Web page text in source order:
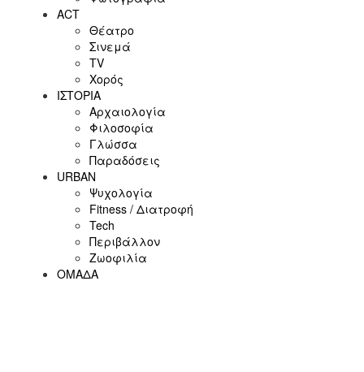
ACT
Θέατρο
Σινεμά
ΤV
Χορός
ΙΣΤΟΡΙΑ
Αρχαιολογία
Φιλοσοφία
Γλώσσα
Παραδόσεις
URBAN
Ψυχολογία
Fitness / Διατροφή
Tech
Περιβάλλον
Ζωοφιλία
ΟΜΑΔΑ